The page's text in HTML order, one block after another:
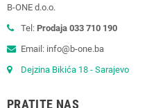
B-ONE d.o.o.
Tel: Prodaja 033 710 190
Email: info@b-one.ba
Dejzina Bikića 18 - Sarajevo
PRATITE NAS